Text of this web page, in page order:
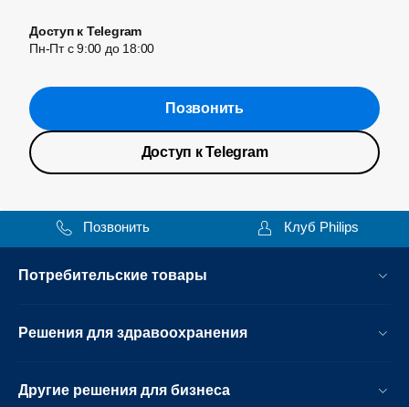
Доступ к Telegram
Пн-Пт с 9:00 до 18:00
Позвонить
Доступ к Telegram
Позвонить Клуб Philips
Потребительские товары
Решения для здравоохранения
Другие решения для бизнеса